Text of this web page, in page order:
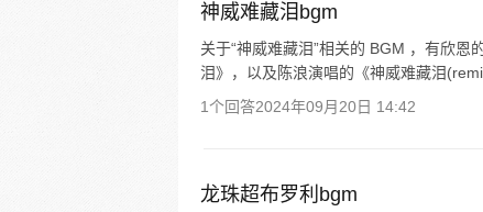
神威难藏泪bgm
关于“神威难藏泪”相关的 BGM ，有欣
泪》，以及陈浪演唱的《神威难藏泪
1个回答2024年09月20日 14:42
龙珠超布罗利bgm